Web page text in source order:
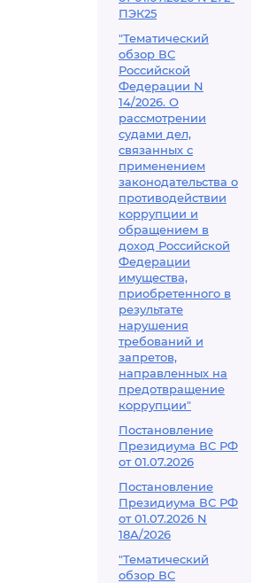
ПЭК25
"Тематический
обзор ВС
Российской
Федерации N
14/2026. О
рассмотрении
судами дел,
связанных с
применением
законодательства о
противодействии
коррупции и
обращением в
доход Российской
Федерации
имущества,
приобретенного в
результате
нарушения
требований и
запретов,
направленных на
предотвращение
коррупции"
Постановление
Президиума ВС РФ
от 01.07.2026
Постановление
Президиума ВС РФ
от 01.07.2026 N
18А/2026
"Тематический
обзор ВС